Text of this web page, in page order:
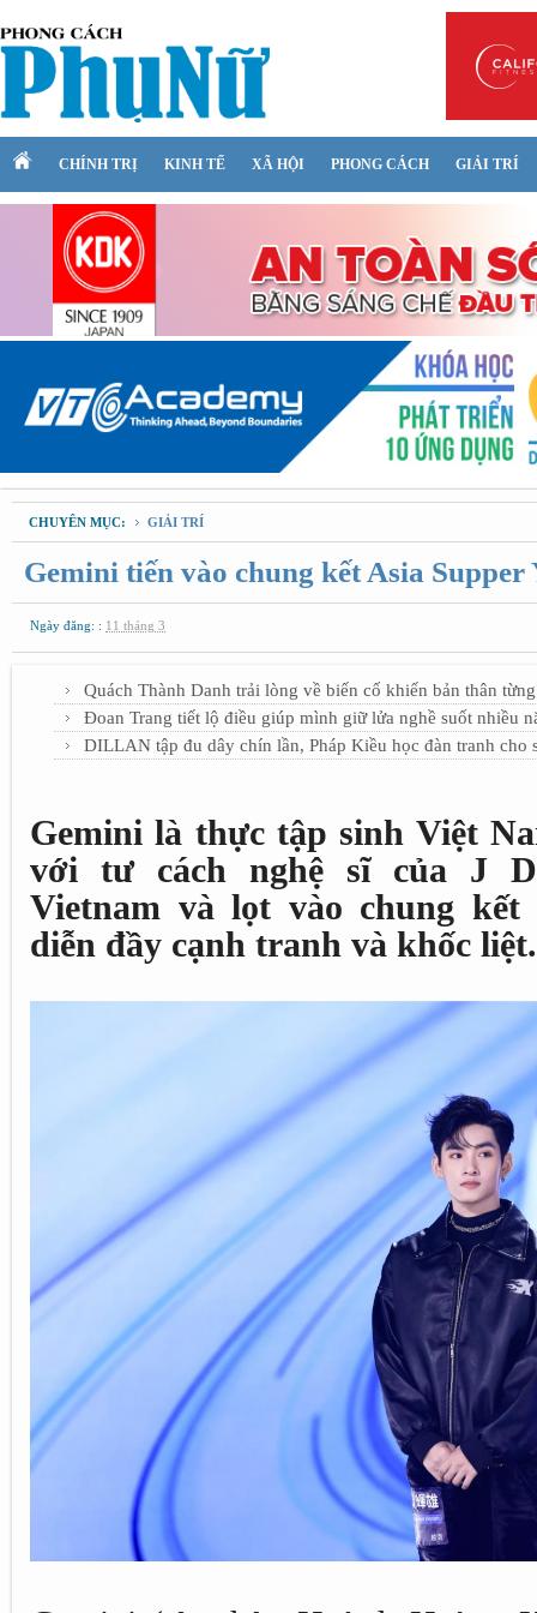
CHÍNH TRỊ KINH TẾ XÃ HỘI PHONG CÁCH GIẢI TRÍ
CHUYÊN MỤC: GIẢI TRÍ
Gemini tiến vào chung kết Asia Supper
Ngày đăng: : 11 tháng 3
Quách Thành Danh trải lòng về biến cố khiến bản thân
Đoan Trang tiết lộ điều giúp mình giữ lửa nghề suốt nhiều
DILLAN tập đu dây chín lần, Pháp Kiều học đàn tranh cho
Gemini là thực tập sinh Việt
với tư cách nghệ sĩ của J
Vietnam và lọt vào chung kết
diễn đầy cạnh tranh và khốc liệt.